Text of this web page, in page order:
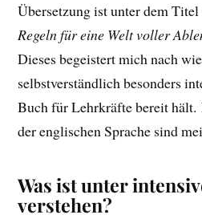
Übersetzung ist unter dem Titel
Regeln für eine Welt voller
Dieses begeistert mich nach
selbstverständlich besonders
Buch für Lehrkräfte bereit hält.
der englischen Sprache sind
Was ist unter
verstehen?